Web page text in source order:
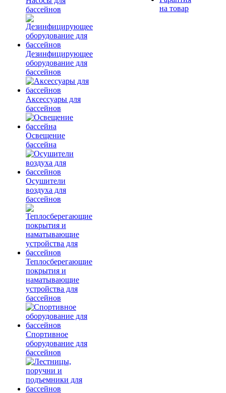
бассейнов
Дезинфицирующее
оборудование для
бассейнов
Аксессуары для
бассейнов
Освещение
бассейна
Осушители
воздуха для
бассейнов
Теплосберегающие
покрытия и
наматывающие
устройства для
бассейнов
Спортивное
оборудование для
бассейнов
на товар